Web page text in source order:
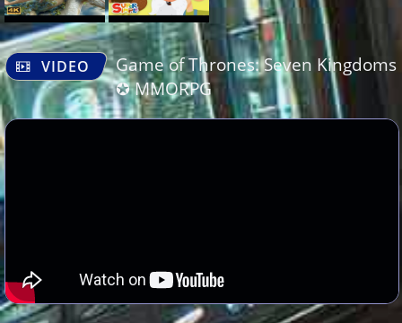
VIDEO
Game of Thrones: Seven Kingdoms
✪ MMORPG